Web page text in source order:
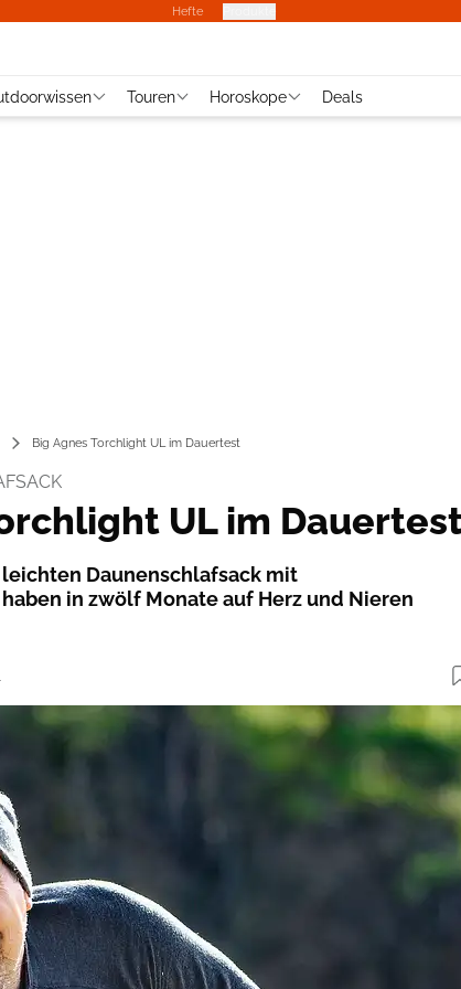
Hefte
Touren Horoskope Deals
Big Agnes Torchlight UL im Dauertest
UL im
Daunenschlafsack mit
in zwölf Monate auf Herz und Nieren